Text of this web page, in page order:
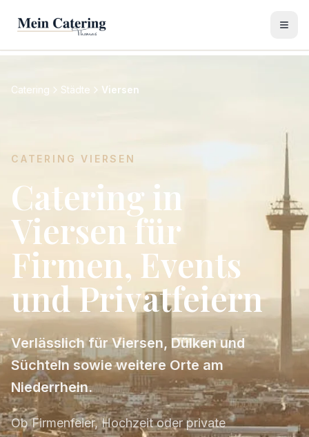
Catering Städte Viersen
CATERINGVIERSEN
Catering in
Viersen für
Firmen, Events
und Privatfeiern
Verlässlich für Viersen, Dülken und
Süchteln sowie weitere Orte am
Niederrhein.
Ob Firmenfeier, Hochzeit oder private